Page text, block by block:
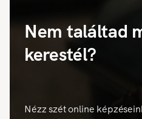
Nem találtad
kerestél?
Nézz szét online